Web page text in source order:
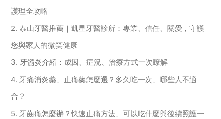
護理全攻略
2. 泰山牙醫推薦｜凱星牙醫診所：專業、信任、關愛，守護
您與家人的微笑健康
3. 牙髓炎介紹：成因、症況、治療方式一次瞭解
4. 牙痛消炎藥、止痛藥怎麼選？多久吃一次、哪些人不適
合？
5. 牙齒痛怎麼辦？快速止痛方法、可以吃什麼與後續照護一